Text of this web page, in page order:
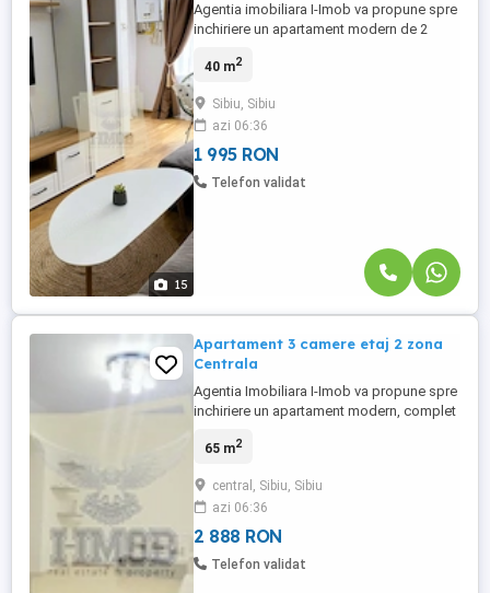
15
Agentia imobiliara I-Imob va propune spre
inchiriere un apartament modern de 2
la etajul 2 al unui imobil edificat in
suprafata utila de 40 mp si este
compartimentata eficient, fiind ideala
pentru o persoana sau un cuplu.
40 m2
Sibiu, Sibiu
azi 06:36
1 995 RON
Telefon validat
Apartament 3 camere etaj 2 zona
Centrala
Agentia Imobiliara I-Imob va propune spre
inchiriere un apartament modern, complet
balcon situat intr-o zona excelenta (B-dul
Locuinta este complet mobilata si utilata
avand compartimentarea astfel: - 2
dormitoare ...
65 m2
central, Sibiu, Sibiu
azi 06:36
2 888 RON
Telefon validat